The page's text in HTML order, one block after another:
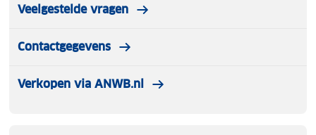
Veelgestelde vragen
Contactgegevens
Verkopen via ANWB.nl